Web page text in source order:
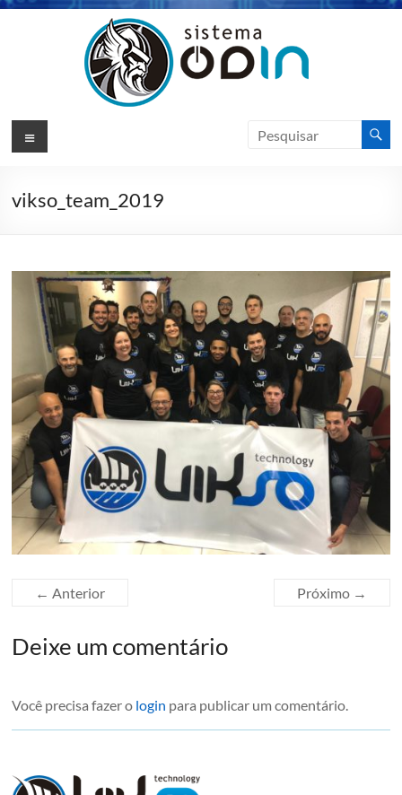
Sistema
ERP
Gestão
VIKSO
Technology
Menu
vikso_team_2019
← Anterior Próximo →
Deixe um comentário
Você precisa fazer o login para publicar um comentário.